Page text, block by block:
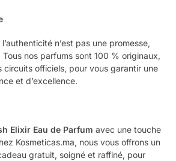
l’authenticité n’est pas une promesse,
nos parfums sont 100 % originaux,
circuits officiels, pour vous garantir une
et d’excellence.
Elixir Eau de Parfum avec une touche
Kosmeticas.ma, nous vous offrons un
gratuit, soigné et raffiné, pour